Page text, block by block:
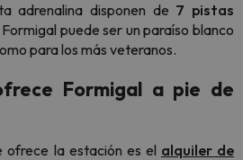
adrenalina disponen de 7 pistas
Formigal puede ser un paraíso blanco
para los más veteranos.
Formigal a pie de
ofrece la estación es el alquiler de